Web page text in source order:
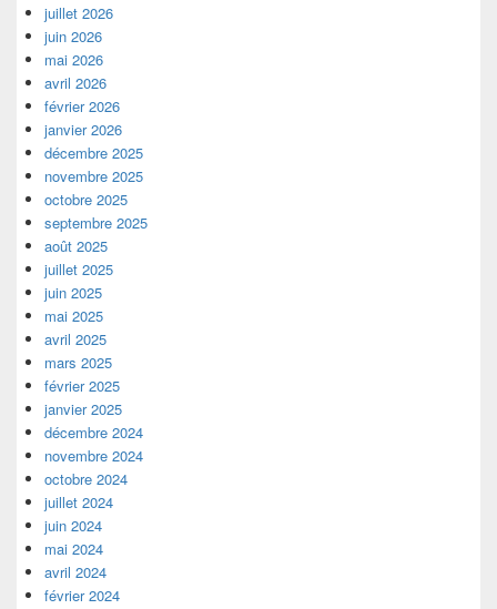
juillet 2026
juin 2026
mai 2026
avril 2026
février 2026
janvier 2026
décembre 2025
novembre 2025
octobre 2025
septembre 2025
août 2025
juillet 2025
juin 2025
mai 2025
avril 2025
mars 2025
février 2025
janvier 2025
décembre 2024
novembre 2024
octobre 2024
juillet 2024
juin 2024
mai 2024
avril 2024
février 2024